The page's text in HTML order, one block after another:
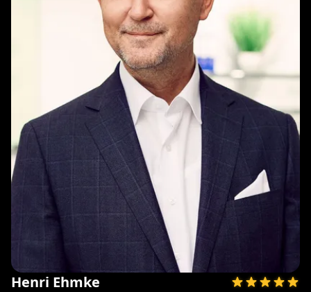
Henri Ehmke